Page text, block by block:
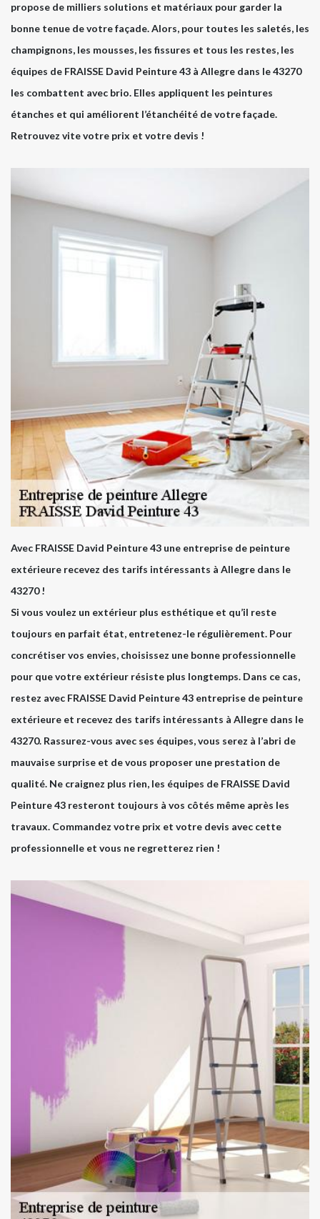
propose de milliers solutions et matériaux pour garder la
bonne tenue de votre façade. Alors, pour toutes les saletés, les
champignons, les mousses, les fissures et tous les restes, les
équipes de FRAISSE David Peinture 43 à Allegre dans le 43270
les combattent avec brio. Elles appliquent les peintures
étanches et qui améliorent l’étanchéité de votre façade.
Retrouvez vite votre prix et votre devis !
Avec FRAISSE David Peinture 43 une entreprise de peinture
extérieure recevez des tarifs intéressants à Allegre dans le
43270 !
Si vous voulez un extérieur plus esthétique et qu’il reste
toujours en parfait état, entretenez-le régulièrement. Pour
concrétiser vos envies, choisissez une bonne professionnelle
pour que votre extérieur résiste plus longtemps. Dans ce cas,
restez avec FRAISSE David Peinture 43 entreprise de peinture
extérieure et recevez des tarifs intéressants à Allegre dans le
43270. Rassurez-vous avec ses équipes, vous serez à l’abri de
mauvaise surprise et de vous proposer une prestation de
qualité. Ne craignez plus rien, les équipes de FRAISSE David
Peinture 43 resteront toujours à vos côtés même après les
travaux. Commandez votre prix et votre devis avec cette
professionnelle et vous ne regretterez rien !